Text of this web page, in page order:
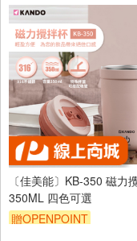
〔佳美能〕KB-350 磁力
350ML 四色可選
贈OPENPOINT